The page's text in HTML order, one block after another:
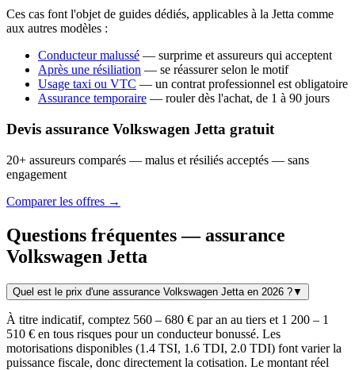
Ces cas font l'objet de guides dédiés, applicables à la Jetta comme
aux autres modèles :
Conducteur malussé — surprime et assureurs qui acceptent
Après une résiliation — se réassurer selon le motif
Usage taxi ou VTC — un contrat professionnel est obligatoire
Assurance temporaire — rouler dès l'achat, de 1 à 90 jours
Devis assurance Volkswagen Jetta gratuit
20+ assureurs comparés — malus et résiliés acceptés — sans
engagement
Comparer les offres →
Questions fréquentes — assurance
Volkswagen Jetta
Quel est le prix d'une assurance Volkswagen Jetta en 2026 ?▼
À titre indicatif, comptez 560 – 680 € par an au tiers et 1 200 – 1
510 € en tous risques pour un conducteur bonussé. Les
motorisations disponibles (1.4 TSI, 1.6 TDI, 2.0 TDI) font varier la
puissance fiscale, donc directement la cotisation. Le montant réel